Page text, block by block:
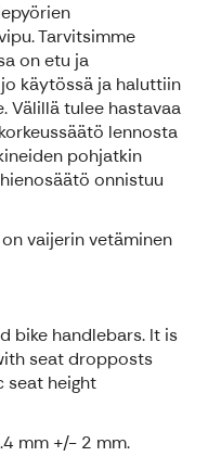
Tarvitsimme
on etu ja
käytössä ja haluttiin
Välillä tulee hastavaa
lennosta
pohjatkin
onnistuu
vaijerin vetäminen
bike handlebars. It is
seat dropposts
seat height
mm +/- 2 mm.